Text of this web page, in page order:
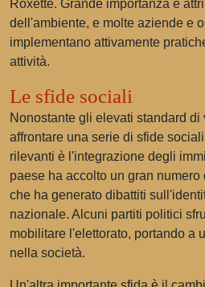
Roxette. Grande importanza è
dell'ambiente, e molte aziende e
implementano attivamente
attività.
Le sfide sociali
Nonostante gli elevati standard
affrontare una serie di sfide
rilevanti è l'integrazione degli
paese ha accolto un gran numero
che ha generato dibattiti
nazionale. Alcuni partiti politici
mobilitare l'elettorato, portando a
nella società.